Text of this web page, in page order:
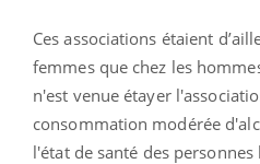
Ces associations étaient
femmes que chez les
n'est venue étayer
consommation modérée
l'état de santé des